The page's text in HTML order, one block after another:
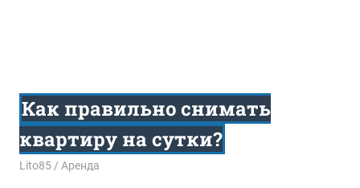
Как правильно снимать
квартиру на сутки?
27.01.2015
Lito85 Аренда